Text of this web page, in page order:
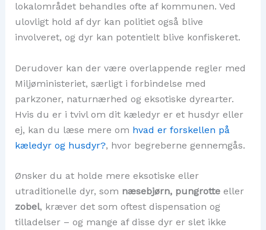
lokalområdet behandles ofte af kommunen. Ved
ulovligt hold af dyr kan politiet også blive
involveret, og dyr kan potentielt blive konfiskeret.
Derudover kan der være overlappende regler med
Miljøministeriet, særligt i forbindelse med
parkzoner, naturnærhed og eksotiske dyrearter.
Hvis du er i tvivl om dit kæledyr er et husdyr eller
ej, kan du læse mere om hvad er forskellen på
kæledyr og husdyr?, hvor begreberne gennemgås.
Ønsker du at holde mere eksotiske eller
utraditionelle dyr, som næsebjørn, pungrotteeller
zobel, kræver det som oftest dispensation og
tilladelser – og mange af disse dyr er slet ikke